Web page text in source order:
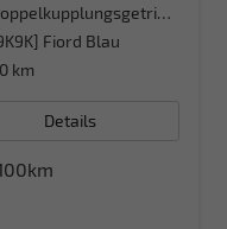
Doppelkupplungsgetriebe (DSG)
Fiord Blau
km
Details